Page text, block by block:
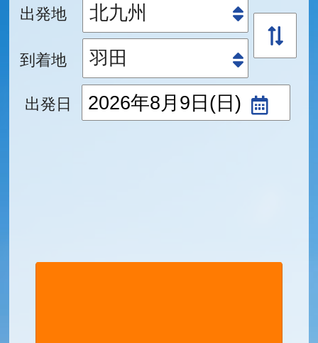
出発地
到着地
出発日